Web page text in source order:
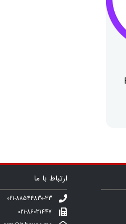
ارتباط با ما
021-88544830-33
021-86031447